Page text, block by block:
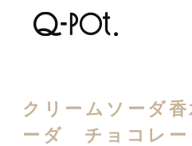
クリームソーダ
ーダ チョコレ